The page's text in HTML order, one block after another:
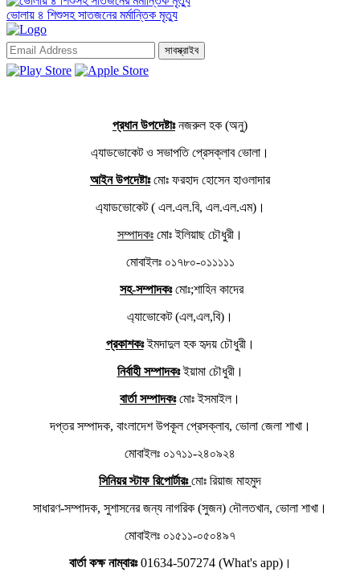
ভোলায় ৪ শিশুসহ সাতজনের মর্মান্তিক মৃত্যু
সাবস্ক্রাইব
প্রধান উপদেষ্টাঃনজরুল হক (অনু)
এ্যাডভোকেট ও সভাপতি প্রেসক্লাব ভোলা।
আইন উপদেষ্টাঃমোঃ ফরহাদ হোসেন হাওলাদার
এ্যাডভোকেট ( এল.এল.বি, এল.এল.এম)।
সম্পাদকঃ মোঃ ইলিয়াছ চৌধুরী।
মোবাইলঃ ০১৭৮০-০১১১১১
সহ-সম্পাদকঃমোঃ;শাহিন কাদের
এ্যাভোকেট (এল,এল,বি)।
প্রকাশকঃইমদাদুল হক হৃদয় চৌধুরী।
নির্বাহী সম্পাদকঃইয়ামা চৌধুরী।
বার্তা সম্পাদকঃমোঃ ইসমাইল।
দপ্তর সম্পাদক, বাংলাদেশ উপকূল প্রেসক্লাব, ভোলা জেলা শাখা।
মোবাইলঃ ০১৭১১-২৪০৯২৪
সিনিয়র স্টাফ রিপোর্টারঃমোঃ রিয়াজ মাহমুদ
সাধারণ-সম্পাদক, সুশাসনের জন্য নাগরিক (সুজন) দৌলতখান, ভোলা শাখা।
মোবাইলঃ ০১৫১১-০৫০৪৯৭
বার্তা কক্ষ নাম্বারঃ01634-507274 (What's app)।